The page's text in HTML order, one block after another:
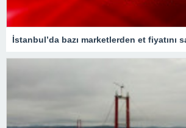
İstanbul’da bazı marketlerden et fiyatını